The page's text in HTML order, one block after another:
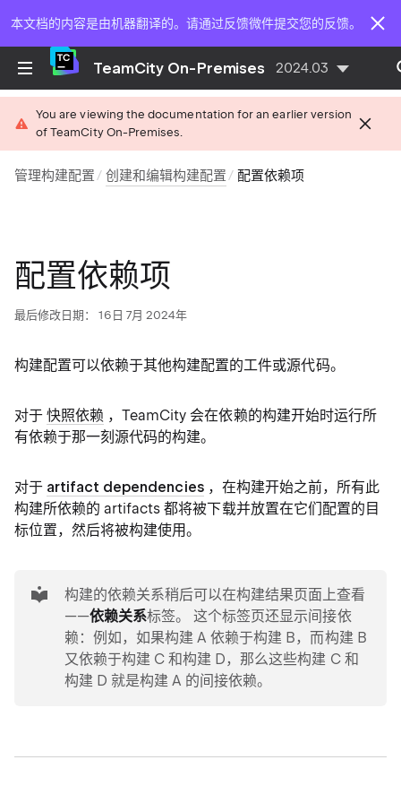
本文档的内容是由机器翻译的。请通过反馈微件提交您的反馈。
TeamCity On-Premises 2024.03
You are viewing the documentation for an earlier version
of TeamCity On-Premises.
管理构建配置 创建和编辑构建配置 配置依赖项
配置依赖项
最后修改日期： 16日 7月 2024年
构建配置可以依赖于其他构建配置的工件或源代码。
对于快照依赖 ，TeamCity 会在依赖的构建开始时运行所
有依赖于那一刻源代码的构建。
对于 artifact dependencies，在构建开始之前，所有此
构建所依赖的 artifacts 都将被下载并放置在它们配置的目
标位置，然后将被构建使用。
构建的依赖关系稍后可以在构建结果页面上查看
——依赖关系标签。 这个标签页还显示间接依
赖：例如，如果构建 A 依赖于构建 B，而构建 B
又依赖于构建 C 和构建 D，那么这些构建 C 和
构建 D 就是构建 A 的间接依赖。